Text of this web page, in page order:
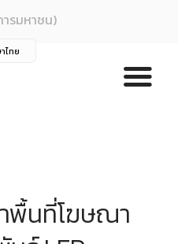
รมหาชน)
พื้นที่โฆษณา